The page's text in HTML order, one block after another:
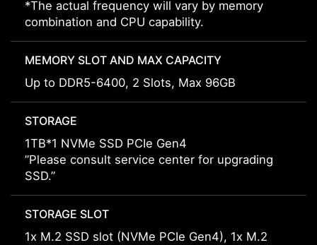
*The actual frequency will vary by memory
combination and CPU capability.
MEMORY SLOT AND MAX CAPACITY
Up to DDR5-6400, 2 Slots, Max 96GB
STORAGE
1TB*1 NVMe SSD PCIe Gen4
”Please consult service center for upgrading
SSD.”
STORAGE SLOT
1x M.2 SSD slot (NVMe PCIe Gen4), 1x M.2